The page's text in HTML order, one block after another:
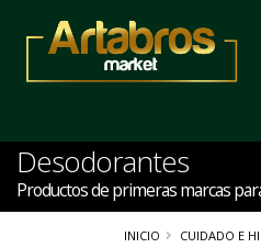
Desodorantes
Productos de primeras marcas
INICIO CUIDADO E